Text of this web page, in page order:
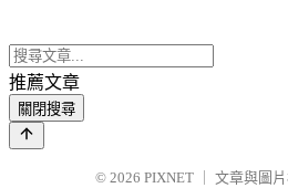
推薦文章
關閉搜尋
© 2026 PIXNET
文章與圖